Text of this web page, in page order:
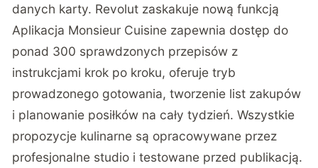
danych karty. Revolut zaskakuje nową funkcją
Aplikacja Monsieur Cuisine zapewnia dostęp do
ponad 300 sprawdzonych przepisów z
instrukcjami krok po kroku, oferuje tryb
prowadzonego gotowania, tworzenie list zakupów
i planowanie posiłków na cały tydzień. Wszystkie
propozycje kulinarne są opracowywane przez
profesjonalne studio i testowane przed publikacją.